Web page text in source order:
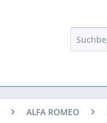
ALFA ROMEO